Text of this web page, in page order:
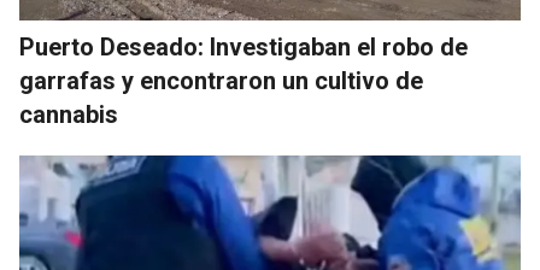
Puerto Deseado: Investigaban el robo de
garrafas y encontraron un cultivo de
cannabis